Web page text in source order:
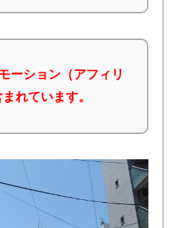
ーション（アフィリ
れています。